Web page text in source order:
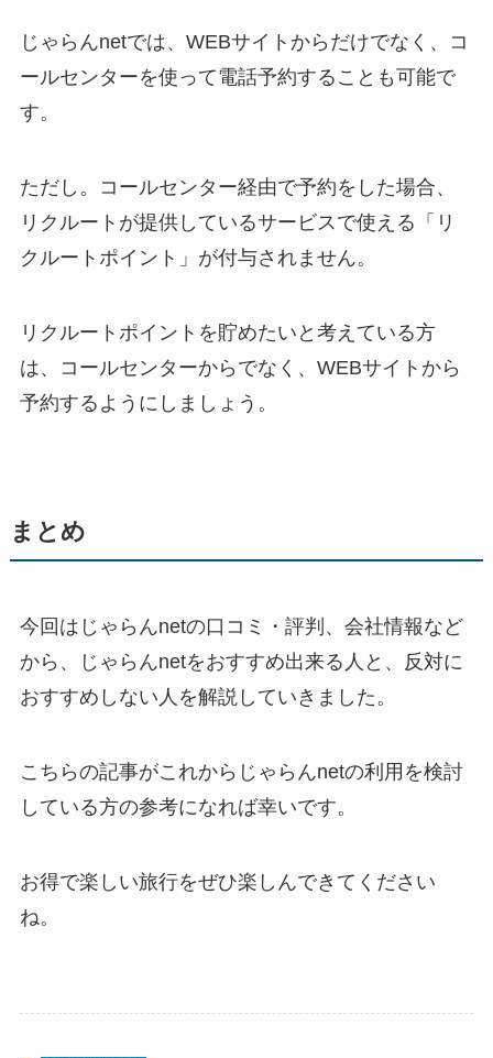
じゃらんnetでは、WEBサイトからだけでなく、コ
ールセンターを使って電話予約することも可能で
す。
ただし。コールセンター経由で予約をした場合、
リクルートが提供しているサービスで使える「リ
クルートポイント」が付与されません。
リクルートポイントを貯めたいと考えている方
は、コールセンターからでなく、WEBサイトから
予約するようにしましょう。
まとめ
今回はじゃらんnetの口コミ・評判、会社情報など
から、じゃらんnetをおすすめ出来る人と、反対に
おすすめしない人を解説していきました。
こちらの記事がこれからじゃらんnetの利用を検討
している方の参考になれば幸いです。
お得で楽しい旅行をぜひ楽しんできてください
ね。